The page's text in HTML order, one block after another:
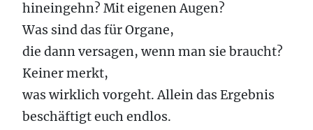
hineingehn? Mit eigenen Augen?
Was sind das für Organe,
die dann versagen, wenn man sie braucht?
Keiner merkt,
was wirklich vorgeht. Allein das Ergebnis
beschäftigt euch endlos.